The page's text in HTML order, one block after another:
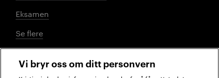
Eksamen
Se flere
Sosiale medier
Vi bryr oss om ditt personvern